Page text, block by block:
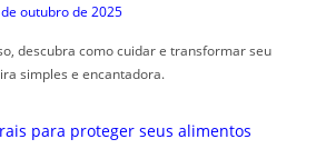
outubro de 2025
descubra como cuidar e transformar seu
simples e encantadora.